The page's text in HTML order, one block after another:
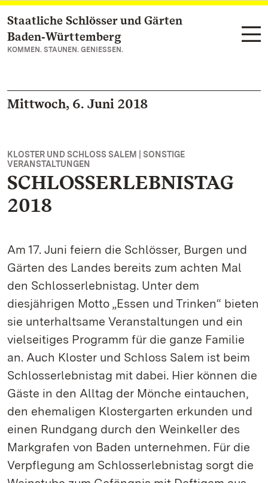
Zum Hauptinhalt springen
Staatliche Schlösser und Gärten
Baden‑Württemberg
KOMMEN. STAUNEN. GENIESSEN.
Mittwoch, 6. Juni 2018
KLOSTER UND SCHLOSS SALEM | SONSTIGE
VERANSTALTUNGEN
SCHLOSSERLEBNISTAG
2018
Am 17. Juni feiern die Schlösser, Burgen und
Gärten des Landes bereits zum achten Mal
den Schlosserlebnistag. Unter dem
diesjährigen Motto „Essen und Trinken“ bieten
sie unterhaltsame Veranstaltungen und ein
vielseitiges Programm für die ganze Familie
an. Auch Kloster und Schloss Salem ist beim
Schlosserlebnistag mit dabei. Hier können die
Gäste in den Alltag der Mönche eintauchen,
den ehemaligen Klostergarten erkunden und
einen Rundgang durch den Weinkeller des
Markgrafen von Baden unternehmen. Für die
Verpflegung am Schlosserlebnistag sorgt die